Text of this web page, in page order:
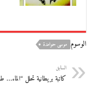
الوسوم موسى حوامدة
السابق
كاتبة بريطانية تحلل “الماء…